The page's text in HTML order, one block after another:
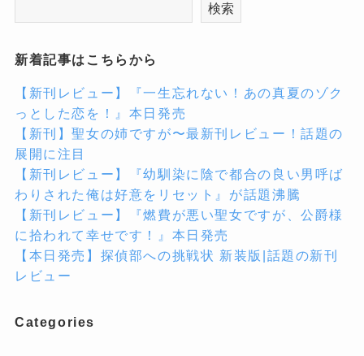
検索
新着記事はこちらから
【新刊レビュー】『一生忘れない！あの真夏のゾク
っとした恋を！』本日発売
【新刊】聖女の姉ですが〜最新刊レビュー！話題の
展開に注目
【新刊レビュー】『幼馴染に陰で都合の良い男呼ば
わりされた俺は好意をリセット』が話題沸騰
【新刊レビュー】『燃費が悪い聖女ですが、公爵様
に拾われて幸せです！』本日発売
【本日発売】探偵部への挑戦状 新装版|話題の新刊
レビュー
Categories